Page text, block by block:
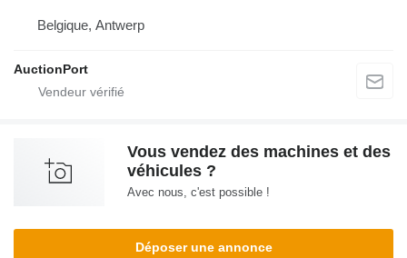
Belgique, Antwerp
AuctionPort
Vous vendez des machines et des
véhicules ?
Avec nous, c'est possible !
Déposer une annonce